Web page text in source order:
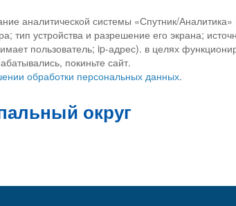
аналитической системы «Спутник/
устройства и разрешение его экрана;
пользователь; ip-адрес). в целях
покиньте сайт.
обработки персональных данных.